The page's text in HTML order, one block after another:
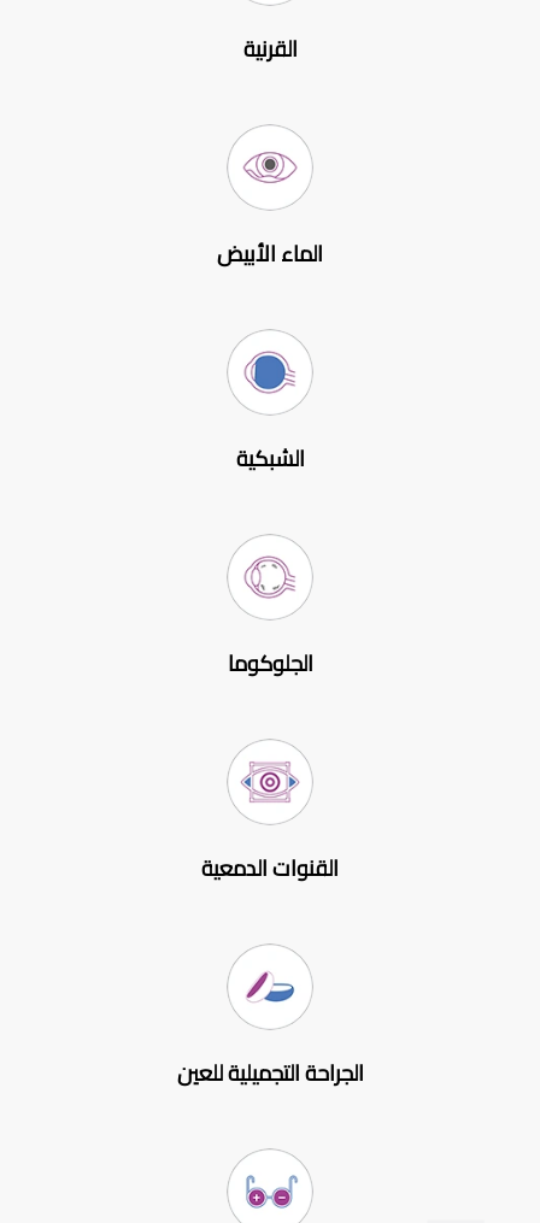
القرنية
الماء الأبيض
الشبكية
الجلوكوما
القنوات الدمعية
الجراحة التجميلية للعين